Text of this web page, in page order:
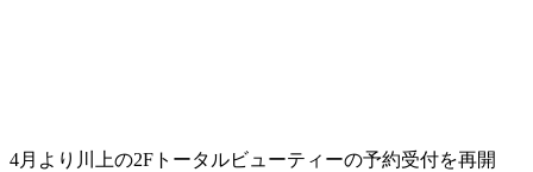
4月より川上の2F トータルビューティーの予約受付を再開